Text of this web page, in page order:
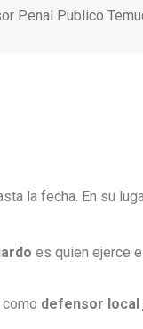
Penal Publico
la fecha. En su
es quien ejerce
defensor